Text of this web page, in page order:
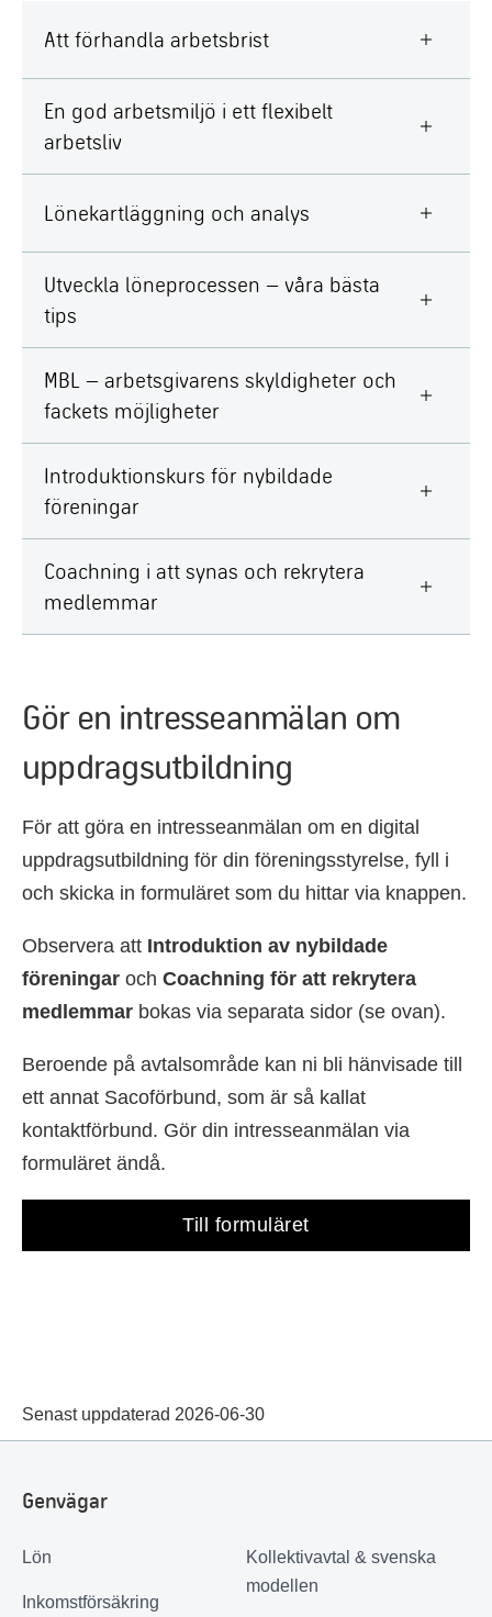
Att förhandla arbetsbrist
En god arbetsmiljö i ett flexibelt
arbetsliv
Lönekartläggning och analys
Utveckla löneprocessen – våra bästa
tips
MBL – arbetsgivarens skyldigheter och
fackets möjligheter
Introduktionskurs för nybildade
föreningar
Coachning i att synas och rekrytera
medlemmar
Gör en intresseanmälan om
uppdragsutbildning
För att göra en intresseanmälan om en digital
uppdragsutbildning för din föreningsstyrelse, fyll i
och skicka in formuläret som du hittar via knappen.
Observera att Introduktion av nybildade
föreningar och Coachning för att rekrytera
medlemmar bokas via separata sidor (se ovan).
Beroende på avtalsområde kan ni bli hänvisade till
ett annat Sacoförbund, som är så kallat
kontaktförbund. Gör din intresseanmälan via
formuläret ändå.
Till formuläret
Senast uppdaterad 2026-06-30
Genvägar
Lön
Inkomstförsäkring
Kollektivavtal & svenska
modellen